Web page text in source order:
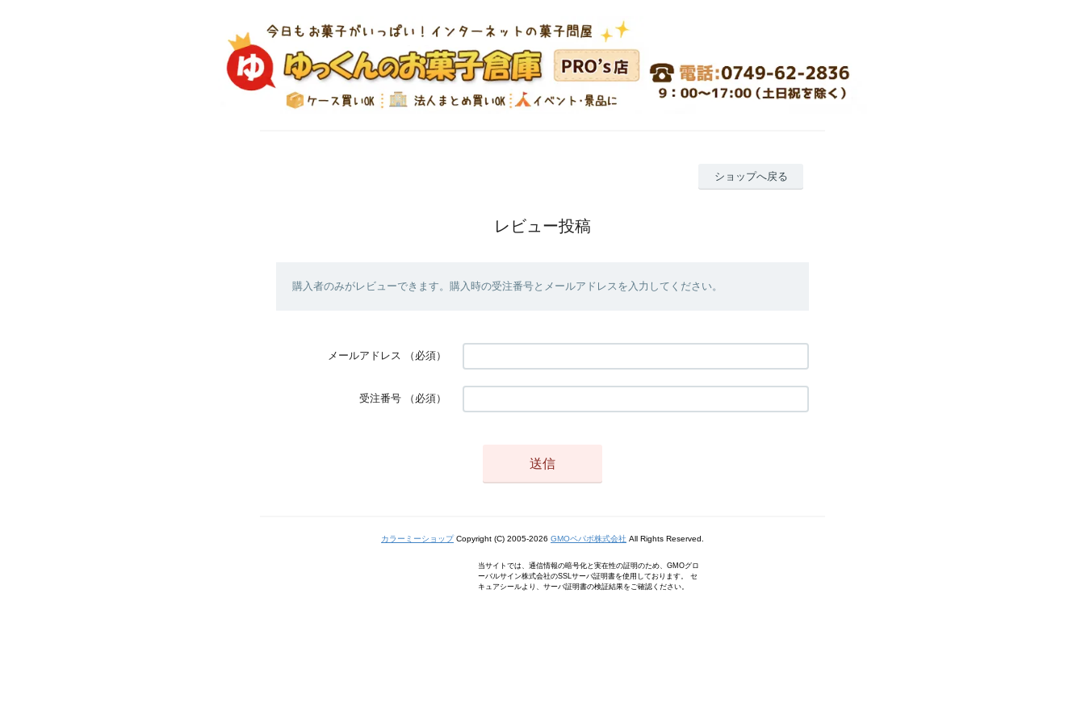
ショップへ戻る
レビュー投稿
購入者のみがレビューできます。購入時の受注番号とメールアドレスを入力してください。
メールアドレス （必須）
受注番号 （必須）
カラーミーショップCopyright (C) 2005-2026 GMOペパボ株式会社 All Rights Reserved.
当サイトでは、通信情報の暗号化と実在性の証明のため、GMOグロ
ーバルサイン株式会社のSSLサーバ証明書を使用しております。 セ
キュアシールより、サーバ証明書の検証結果をご確認ください。